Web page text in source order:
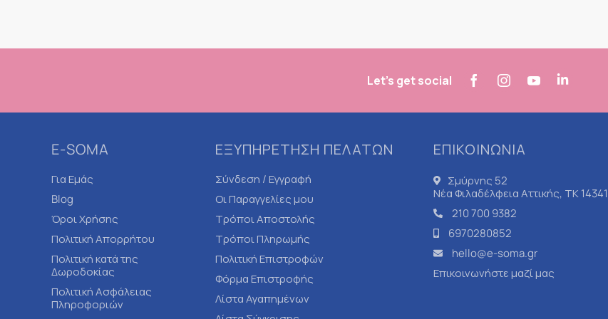
Let's get social
E-SOMA
Για Εμάς
Blog
Όροι Χρήσης
Πολιτική Απορρήτου
Πολιτική κατά της
Δωροδοκίας
Πολιτική Ασφάλειας
Πληροφοριών
ΕΞΥΠΗΡΕΤΗΣΗ ΠΕΛΑΤΩΝ
Σύνδεση / Εγγραφή
Οι Παραγγελίες μου
Τρόποι Αποστολής
Τρόποι Πληρωμής
Πολιτική Επιστροφών
Φόρμα Επιστροφής
Λίστα Αγαπημένων
ΕΠΙΚΟΙΝΩΝΙΑ
Σμύρνης 52
Νέα Φιλαδέλφεια Αττικής, ΤΚ 14341
210 700 9382
6970280852
hello@e-soma.gr
Επικοινωνήστε μαζί μας